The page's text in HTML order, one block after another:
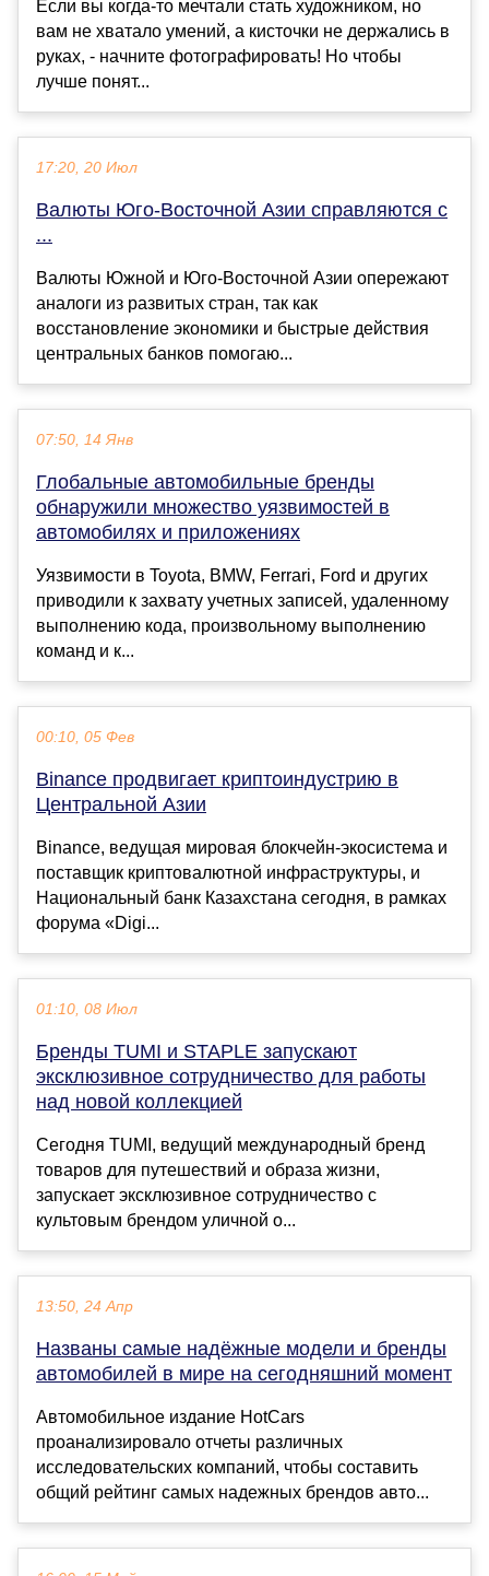
Если вы когда-то мечтали стать художником, но
вам не хватало умений, а кисточки не держались в
руках, - начните фотографировать! Но чтобы
лучше понят...
17:20, 20 Июл
Валюты Юго-Восточной Азии справляются с
...
Валюты Южной и Юго-Восточной Азии опережают
аналоги из развитых стран, так как
восстановление экономики и быстрые действия
центральных банков помогаю...
07:50, 14 Янв
Глобальные автомобильные бренды
обнаружили множество уязвимостей в
автомобилях и приложениях
Уязвимости в Toyota, BMW, Ferrari, Ford и других
приводили к захвату учетных записей, удаленному
выполнению кода, произвольному выполнению
команд и к...
00:10, 05 Фев
Binance продвигает криптоиндустрию в
Центральной Азии
Binance, ведущая мировая блокчейн-экосистема и
поставщик криптовалютной инфраструктуры, и
Национальный банк Казахстана сегодня, в рамках
форума «Digi...
01:10, 08 Июл
Бренды TUMI и STAPLE запускают
эксклюзивное сотрудничество для работы
над новой коллекцией
Сегодня TUMI, ведущий международный бренд
товаров для путешествий и образа жизни,
запускает эксклюзивное сотрудничество с
культовым брендом уличной о...
13:50, 24 Апр
Названы самые надёжные модели и бренды
автомобилей в мире на сегодняшний момент
Автомобильное издание HotCars
проанализировало отчеты различных
исследовательских компаний, чтобы составить
общий рейтинг самых надежных брендов авто...